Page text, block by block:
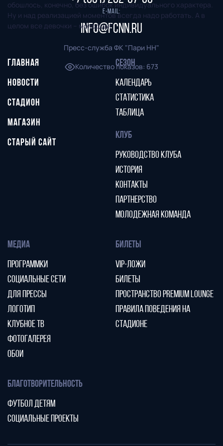
обошлось, конечно, без ошибок индивидуального характера.
Ну и над реализацией моментов всегда надо работать. А в
целом все девочки – молодцы!
Пресс-служба ФК "Пари НН"
Количество показов: 673
E-mail:
info@fcnn.ru
ГЛАВНАЯ
НОВОСТИ
СТАДИОН
МАГАЗИН
СТАРЫЙ САЙТ
СЕЗОН
КАЛЕНДАРЬ
СТАТИСТИКА
ТАБЛИЦА
КЛУБ
РУКОВОДСТВО КЛУБА
ИСТОРИЯ
КОНТАКТЫ
ПАРТНЕРСТВО
МОЛОДЕЖНАЯ КОМАНДА
МЕДИА
ПРОГРАММКИ
СОЦИАЛЬНЫЕ СЕТИ
ДЛЯ ПРЕССЫ
ЛОГОТИП
КЛУБНОЕ ТВ
ФОТОГАЛЕРЕЯ
ОБОИ
БИЛЕТЫ
VIP-ЛОЖИ
БИЛЕТЫ
ПРОСТРАНСТВО PREMIUM LOUNGE
ПРАВИЛА ПОВЕДЕНИЯ НА
СТАДИОНЕ
БЛАГОТВОРИТЕЛЬНОСТЬ
ФУТБОЛ ДЕТЯМ
СОЦИАЛЬНЫЕ ПРОЕКТЫ